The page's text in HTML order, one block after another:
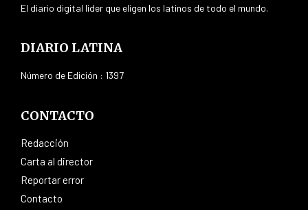
El diario digital líder que eligen los latinos de todo el mundo.
DIARIO LATINA
Número de Edición : 1397
CONTACTO
Redacción
Carta al director
Reportar error
Contacto